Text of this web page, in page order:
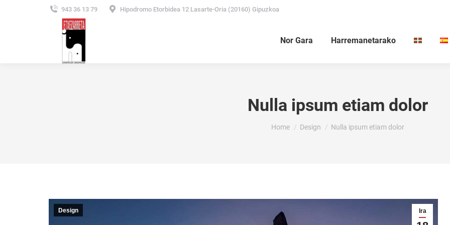
943 36 13 79 Hipodromo Etorbidea 12 Lasarte-Oria (20160) Gipuzkoa
Nor Gara Harremanetarako
Nulla ipsum etiam dolor
You are here:
Home Design Nulla ipsum etiam dolor
Ira
Design